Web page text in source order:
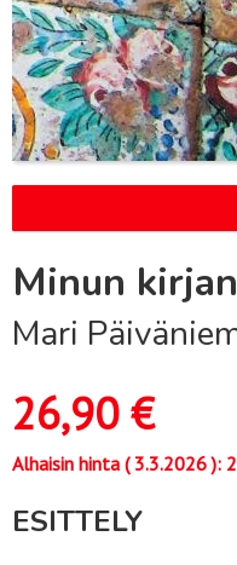
Minun
Mari
26,90€
Alhaisin hinta (3.3.2026):
ESITTELY